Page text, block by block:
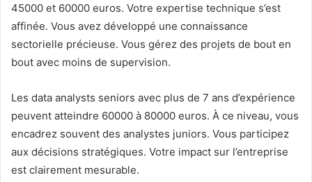
45000 et 60000 euros. Votre expertise technique s’est
affinée. Vous avez développé une connaissance
sectorielle précieuse. Vous gérez des projets de bout en
bout avec moins de supervision.
Les data analysts seniors avec plus de 7 ans d’expérience
peuvent atteindre 60000 à 80000 euros. À ce niveau, vous
encadrez souvent des analystes juniors. Vous participez
aux décisions stratégiques. Votre impact sur l’entreprise
est clairement mesurable.